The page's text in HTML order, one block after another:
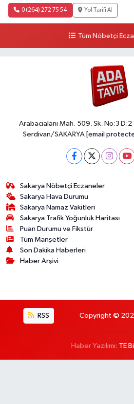
0 (264) 272 75 54 Yol Tarifi Al
Tüm Nöbetçi
Arabacıalanı Mah. 509. Sk. No:3
Serdivan/SAKARYA [email
Sakarya Nöbetçi Eczaneler
Sakarya Hava Durumu
Sakarya Namaz Vakitleri
Sakarya Trafik Yoğunluk Haritası
Puan Durumu ve Fikstür
Tüm Manşetler
Son Dakika Haberleri
Haber Arşivi
RSS Copyright ©
Haber Yazılımı: TE